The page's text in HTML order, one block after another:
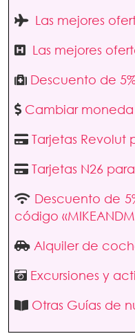
Las mejores
Las mejores
Descuento de
Cambiar
Tarjetas Revolut
Tarjetas N26
Descuento de
código
Alquiler de
Excursiones y
Otras Guías de